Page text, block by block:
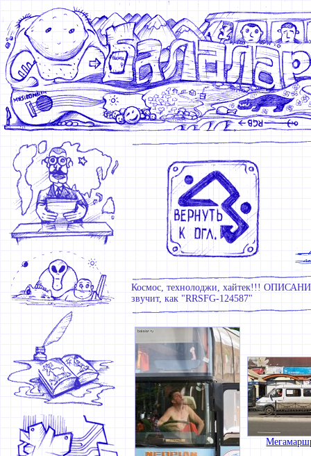
Космос, технолоджи, хайтек!!!
звучит, как "RRSFG-124587"